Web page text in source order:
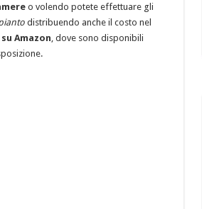
o volendo potete effettuare gli
distribuendo anche il costo nel
Amazon , dove sono disponibili